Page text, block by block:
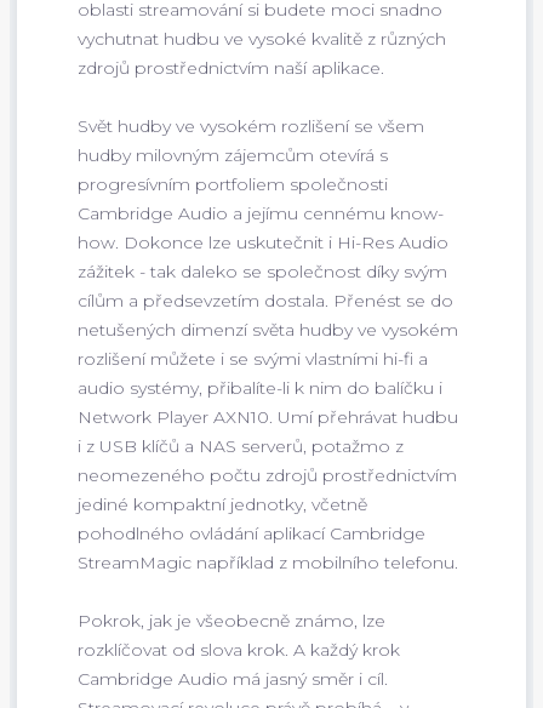
oblasti streamování si budete moci snadno
vychutnat hudbu ve vysoké kvalitě z různých
zdrojů prostřednictvím naší aplikace.
Svět hudby ve vysokém rozlišení se všem
hudby milovným zájemcům otevírá s
progresívním portfoliem společnosti
Cambridge Audio a jejímu cennému know-
how. Dokonce lze uskutečnit i Hi-Res Audio
zážitek - tak daleko se společnost díky svým
cílům a předsevzetím dostala. Přenést se do
netušených dimenzí světa hudby ve vysokém
rozlišení můžete i se svými vlastními hi-fi a
audio systémy, přibalíte-li k nim do balíčku i
Network Player AXN10. Umí přehrávat hudbu
i z USB klíčů a NAS serverů, potažmo z
neomezeného počtu zdrojů prostřednictvím
jediné kompaktní jednotky, včetně
pohodlného ovládání aplikací Cambridge
StreamMagic například z mobilního telefonu.
Pokrok, jak je všeobecně známo, lze
rozklíčovat od slova krok. A každý krok
Cambridge Audio má jasný směr i cíl.